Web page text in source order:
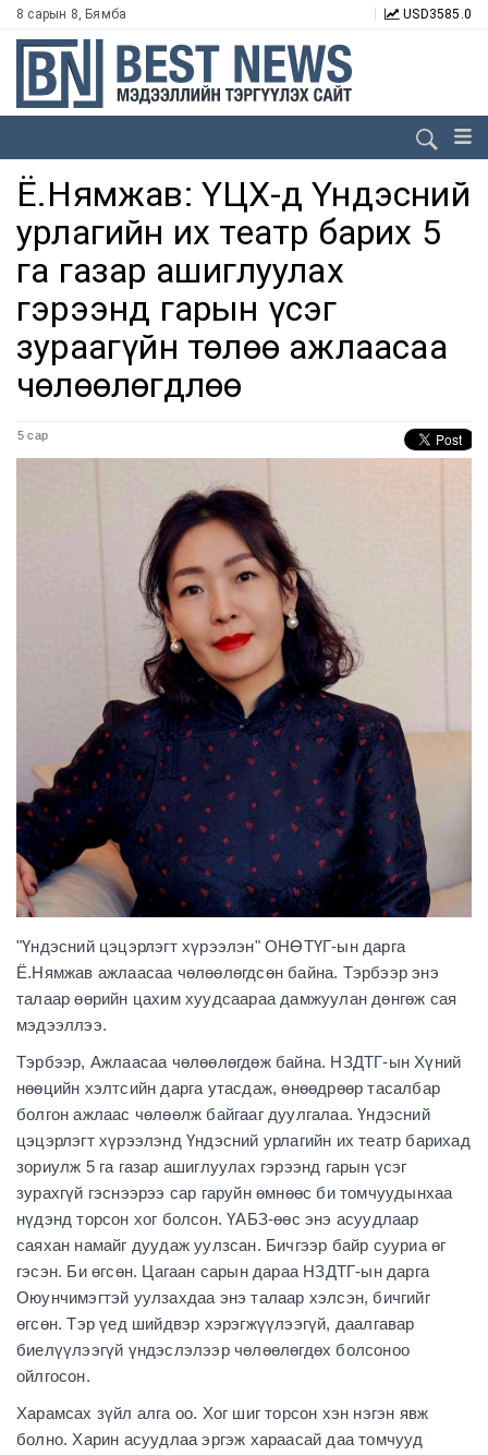
8 сарын 8, Бямба USD3585.0
Ё.Нямжав: ҮЦХ-д Үндэсний
урлагийн их театр барих 5
га газар ашиглуулах
гэрээнд гарын үсэг
зураагүйн төлөө ажлаасаа
чөлөөлөгдлөө
5 сар
"Үндэсний цэцэрлэгт хүрээлэн" ОНӨТҮГ-ын дарга
Ё.Нямжав ажлаасаа чөлөөлөгдсөн байна. Тэрбээр энэ
талаар өөрийн цахим хуудсаараа дамжуулан дөнгөж сая
мэдээллээ.
Тэрбээр, Ажлаасаа чөлөөлөгдөж байна. НЗДТГ-ын Хүний
нөөцийн хэлтсийн дарга утасдаж, өнөөдрөөр тасалбар
болгон ажлаас чөлөөлж байгааг дуулгалаа. Үндэсний
цэцэрлэгт хүрээлэнд Үндэсний урлагийн их театр барихад
зориулж 5 га газар ашиглуулах гэрээнд гарын үсэг
зурахгүй гэснээрээ сар гаруйн өмнөөс би томчуудынхаа
нүдэнд торсон хог болсон. ҮАБЗ-өөс энэ асуудлаар
саяхан намайг дуудаж уулзсан. Бичгээр байр сууриа өг
гэсэн. Би өгсөн. Цагаан сарын дараа НЗДТГ-ын дарга
Оюунчимэгтэй уулзахдаа энэ талаар хэлсэн, бичгийг
өгсөн. Тэр үед шийдвэр хэрэгжүүлээгүй, даалгавар
биелүүлээгүй үндэслэлээр чөлөөлөгдөх болсоноо
ойлгосон.
Харамсах зүйл алга оо. Хог шиг торсон хэн нэгэн явж
болно. Харин асуудлаа эргэж хараасай даа томчууд